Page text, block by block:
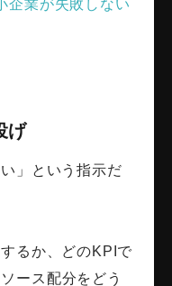
企業が失敗しない
げ
」という指示だ
るか、どのKPIで
ース配分をどう